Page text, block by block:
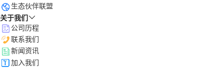
生态伙伴联盟
关于我们
公司历程
联系我们
新闻资讯
加入我们